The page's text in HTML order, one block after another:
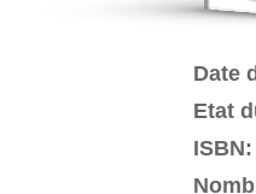
Date
Etat
ISBN: